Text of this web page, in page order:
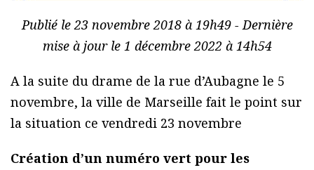
Publié le 23 novembre 2018 à 19h49 - Dernière
mise à jour le 1 décembre 2022 à 14h54
A la suite du drame de la rue d’Aubagne le 5
novembre, la ville de Marseille fait le point sur
la situation ce vendredi 23 novembre
Création d’un numéro vert pour les